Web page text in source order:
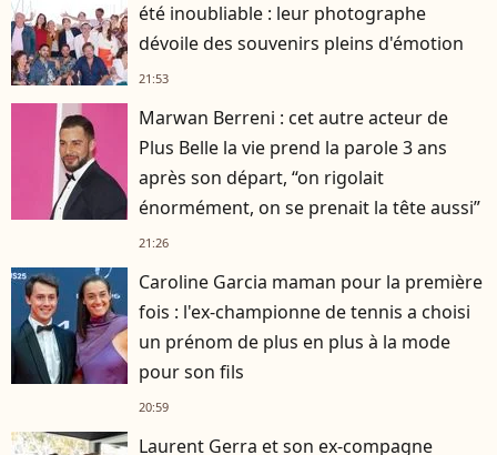
été inoubliable : leur photographe
dévoile des souvenirs pleins d'émotion
21:53
Marwan Berreni : cet autre acteur de
Plus Belle la vie prend la parole 3 ans
après son départ, “on rigolait
énormément, on se prenait la tête aussi”
21:26
Caroline Garcia maman pour la première
fois : l'ex-championne de tennis a choisi
un prénom de plus en plus à la mode
pour son fils
20:59
Laurent Gerra et son ex-compagne